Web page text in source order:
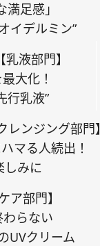
満足感」
イデルミン”
液部門】
大化！
行乳液”
ンジング部門】
マる人続出！
しみに
ア部門】
らない
UVクリーム